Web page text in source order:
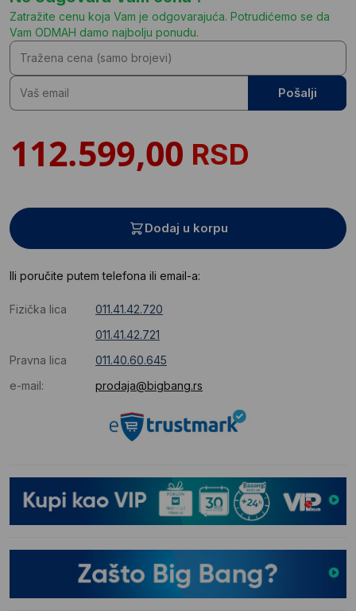
Zatražite cenu koja Vam je odgovarajuća. Potrudićemo se da
Vam ODMAH damo najbolju ponudu.
Pošalji
RSD
Dodaj u korpu
Ili poručite putem telefona ili email-a:
Fizička lica
011.41.42.720
011.41.42.721
Pravna lica
011.40.60.645
e-mail:
prodaja@bigbang.rs